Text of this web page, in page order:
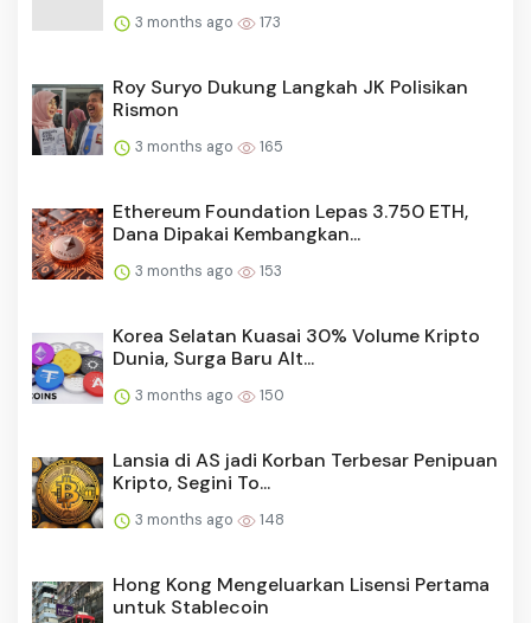
3 months ago 173
Roy Suryo Dukung Langkah JK Polisikan
Rismon
3 months ago 165
Ethereum Foundation Lepas 3.750 ETH,
Dana Dipakai Kembangkan...
3 months ago 153
Korea Selatan Kuasai 30% Volume Kripto
Dunia, Surga Baru Alt...
3 months ago 150
Lansia di AS jadi Korban Terbesar Penipuan
Kripto, Segini To...
3 months ago 148
Hong Kong Mengeluarkan Lisensi Pertama
untuk Stablecoin